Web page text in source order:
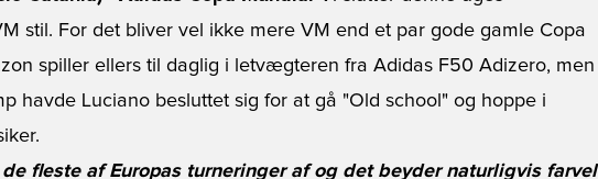
stil. For det bliver vel ikke mere VM end et par gode gamle Copa
spiller ellers til daglig i letvægteren fra Adidas F50 Adizero, men
havde Luciano besluttet sig for at gå "Old school" og hoppe i
fleste af Europas turneringer af og det beyder naturligvis farvel